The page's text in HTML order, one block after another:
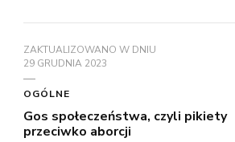
ZAKTUALIZOWANO W DNIU
29 GRUDNIA 2023
OGÓLNE
Gos społeczeństwa, czyli pikiety
przeciwko aborcji